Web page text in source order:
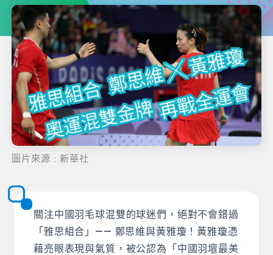
圖片來源﹕新華社
關注中國羽毛球混雙的球迷們，絕對不會錯過
「雅思組合」—— 鄭思維與黃雅瓊！黃雅瓊憑
藉亮眼表現與氣質，被公認為「中國羽壇最美